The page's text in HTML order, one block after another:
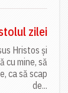
zilei
Hristos și
cu mine, să
ca să scap
de...